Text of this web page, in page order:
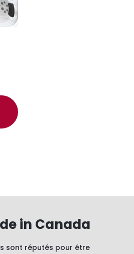
in Canada
sont réputés pour être